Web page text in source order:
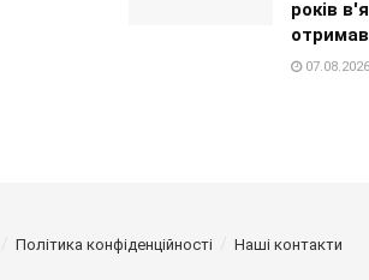
років
07.08.2026
Політика конфіденційності Наші контакти